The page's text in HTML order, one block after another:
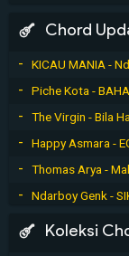
Chord
KICAU MANIA -
Piche Kota -
The Virgin - Bila
Happy Asmara -
Thomas Arya -
Ndarboy Genk -
Koleksi